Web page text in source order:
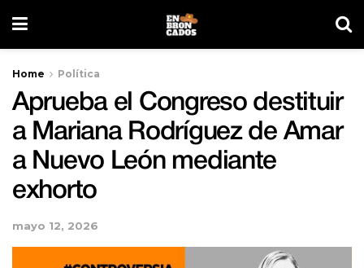
Home Política
Aprueba el Congreso destituir
a Mariana Rodríguez de Amar
a Nuevo León mediante
exhorto
mayo 12, 2026